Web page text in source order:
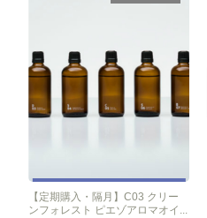
【定期購入・隔月】C03 クリー
ンフォレスト ピエゾアロマオイ...